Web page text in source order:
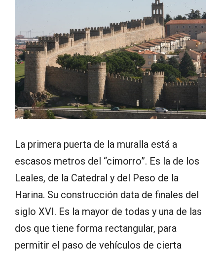
La primera puerta de la muralla está a
escasos metros del “cimorro”. Es la de los
Leales, de la Catedral y del Peso de la
Harina. Su construcción data de finales del
siglo XVI. Es la mayor de todas y una de las
dos que tiene forma rectangular, para
permitir el paso de vehículos de cierta